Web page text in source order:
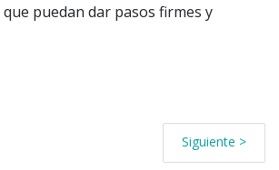
puedan dar pasos firmes y
Siguiente >